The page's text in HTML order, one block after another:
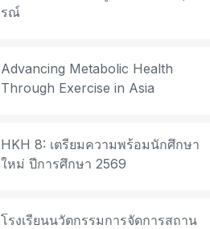
รณ์
Advancing Metabolic Health
Through Exercise in Asia
HKH 8: เตรียมความพร้อมนักศึกษา
ใหม่ ปีการศึกษา 2569
โรงเรียนนวัตกรรมการจัดการสถาน